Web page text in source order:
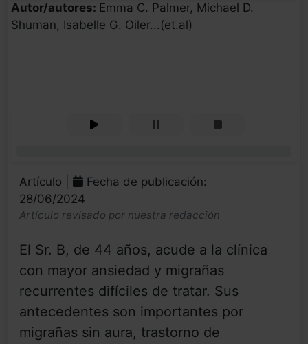
Autor/autores: Emma C. Palmer, Michael D.
Shuman, Isabelle G. Oiler...(et.al)
Artículo |
Fecha de publicación:
28/06/2024
Artículo revisado por nuestra redacción
El Sr. B, de 44 años, acude a la clínica
con mayor ansiedad y migrañas
recurrentes difíciles de tratar. Sus
antecedentes son importantes por
migrañas sin aura, trastorno de